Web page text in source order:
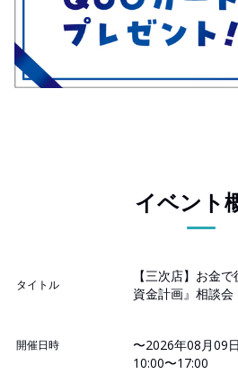
イベント
タイトル
【三次店】お金
資金計画』相談会
開催日時
〜2026年08月09
10:00〜17:00